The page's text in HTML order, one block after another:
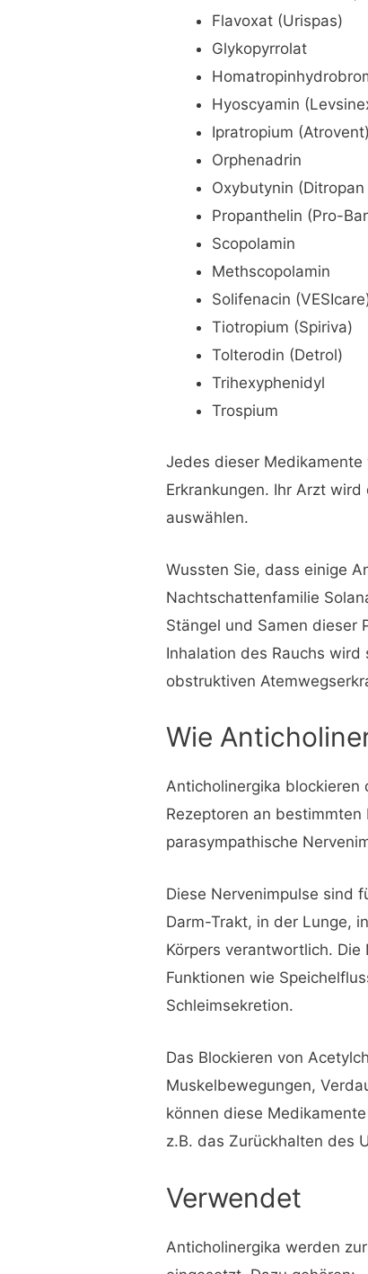
Flavoxat (Urispas)
Glykopyrrolat
Hyoscyamin
Ipratropium (Atrovent)
Orphenadrin
Oxybutynin (Ditropan
Propanthelin (Pro-
Scopolamin
Methscopolamin
Solifenacin
Tiotropium (Spiriva)
Tolterodin (Detrol)
Trihexyphenidyl
Trospium
Jedes dieser
Erkrankungen. Ihr Arzt
auswählen.
Wussten Sie, dass einige
Nachtschattenfamilie
Stängel und Samen dieser
Inhalation des Rauchs
obstruktiven
Wie
Anticholinergika blockieren
Rezeptoren an
parasympathische
Diese Nervenimpulse sind
Darm-Trakt, in der Lunge,
Körpers verantwortlich.
Funktionen wie
Schleimsekretion.
Das Blockieren von
Muskelbewegungen,
können diese
z.B. das Zurückhalten des
Verwendet
Anticholinergika werden